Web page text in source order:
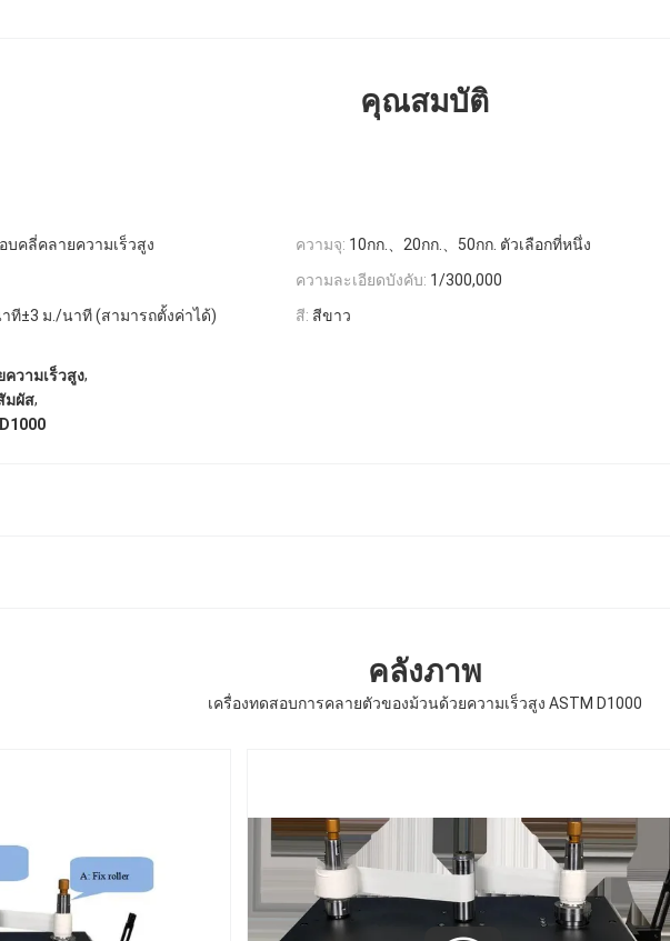
คุณสมบัติ
บคลี่คลายความเร็วสูง ความจุ: 10กก.、20กก.、50กก. ตัวเลือกที่หนึ่ง
ความละเอียดบังคับ: 1/300,000
ที±3 ม./นาที (สามารถตั้งค่าได้) สี: สีขาว
ความเร็วสูง,
มผัส,
คลังภาพ
เครื่องทดสอบการคลายตัวของม้วนด้วยความเร็วสูง ASTM D1000